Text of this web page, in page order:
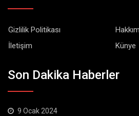
Gizlilik Politikası
İletişim
Künye
Son Dakika Haberler
9 Ocak 2024